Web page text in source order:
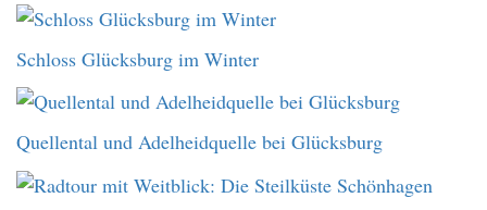
Schloss Glücksburg im Winter
Quellental und Adelheidquelle bei Glücksburg